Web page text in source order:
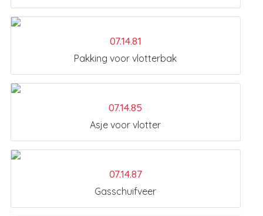
07.14.81
Pakking voor vlotterbak
07.14.85
Asje voor vlotter
07.14.87
Gasschuifveer